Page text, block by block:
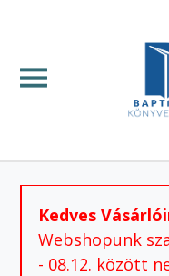
Kedves
Webshopunk
- 08.12. között